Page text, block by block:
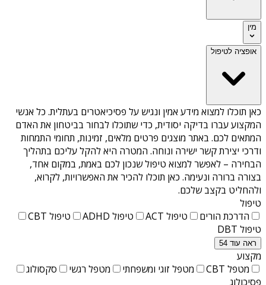
מין
אופציה לטיפול
כאן תוכלו למצוא מידע אמין ונגיש על פסיכיאטרים בעתלית. כל אנשי
המקצוע עברו בדיקה יסודית, כדי שתוכלו לבחור בביטחון את האדם
המתאים לכם. באתר מוצגים פרטים מלאים, זמינות, תחומי התמחות
ודרכי יצירת קשר ישירה ונוחה. המטרה היא להקל עליכם בתהליך
הבחירה – לאפשר למצוא טיפול שנכון לכם באמת, במקום אחד,
בצורה ברורה ונעימה. כאן תוכלו להכיר את האפשרויות, לקרוא,
ולהחליט בקצב שלכם.
טיפול
הדרכת הורים
טיפול ACT טיפול ADHD
טיפול CBT
טיפול DBT
ראה עוד 54
מקצוע
מטפל CBT
מטפל זוגי ומשפחתי מטפל רגשי
סקסולוג
פסיכולוג